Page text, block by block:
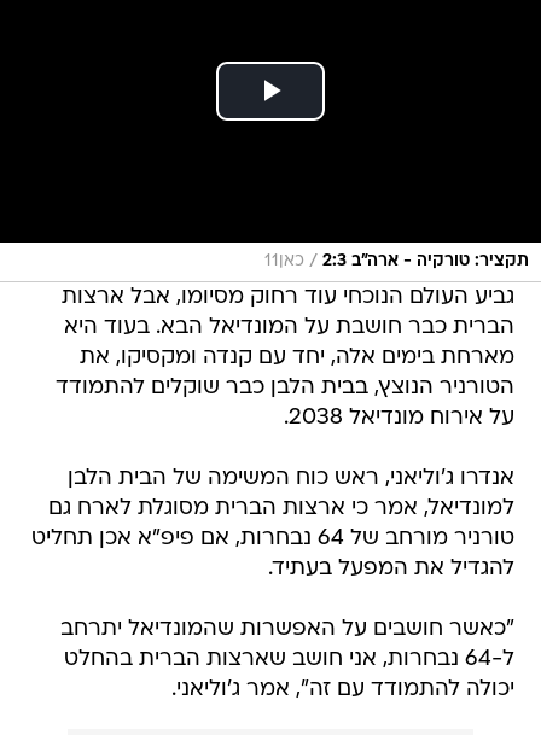
תקציר: טורקיה - ארה"ב 2:3 / כאן11
גביע העולם הנוכחי עוד רחוק מסיומו, אבל ארצות
הברית כבר חושבת על המונדיאל הבא. בעוד היא
מארחת בימים אלה, יחד עם קנדה ומקסיקו, את
הטורניר הנוצץ, בבית הלבן כבר שוקלים להתמודד
על אירוח מונדיאל 2038.
אנדרו ג'וליאני, ראש כוח המשימה של הבית הלבן
למונדיאל, אמר כי ארצות הברית מסוגלת לארח גם
טורניר מורחב של 64 נבחרות, אם פיפ"א אכן תחליט
להגדיל את המפעל בעתיד.
"כאשר חושבים על האפשרות שהמונדיאל יתרחב
ל-64 נבחרות, אני חושב שארצות הברית בהחלט
יכולה להתמודד עם זה", אמר ג'וליאני.